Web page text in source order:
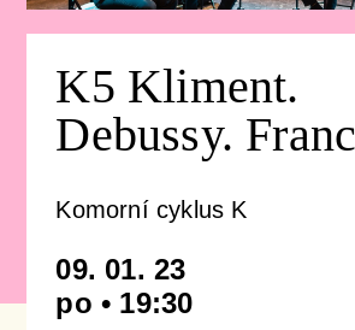
Koncertní sály & ubytování
Newsletter
Galerie
Konkurzy
Profil orchestru
Emmanuel Villaume
Členové orchestru
Komorní soubory
Podpořit
Přátelé PraguePhil
Lobkowicz abonmá
Dětem
Dětský klub Notička
Koncerty pro děti v Rudolfinu
K5 Kliment.
Debussy.
Komorní cyklus K
09. 01. 23
po • 19:30